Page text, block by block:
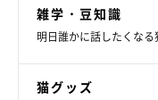
雑学・豆知識
明日誰かに話したくな
猫グッズ